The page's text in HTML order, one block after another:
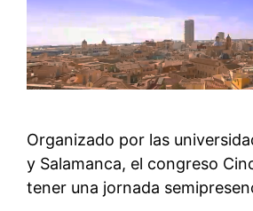
Organizado por las
y Salamanca, el congreso
tener una jornada